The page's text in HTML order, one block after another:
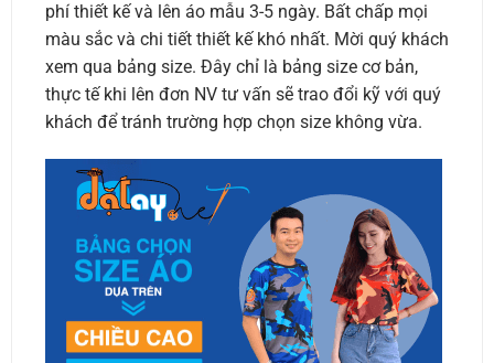
phí thiết kế và lên áo mẫu 3-5 ngày. Bất chấp mọi
màu sắc và chi tiết thiết kế khó nhất. Mời quý khách
xem qua bảng size. Đây chỉ là bảng size cơ bản,
thực tế khi lên đơn NV tư vấn sẽ trao đổi kỹ với quý
khách để tránh trường hợp chọn size không vừa.